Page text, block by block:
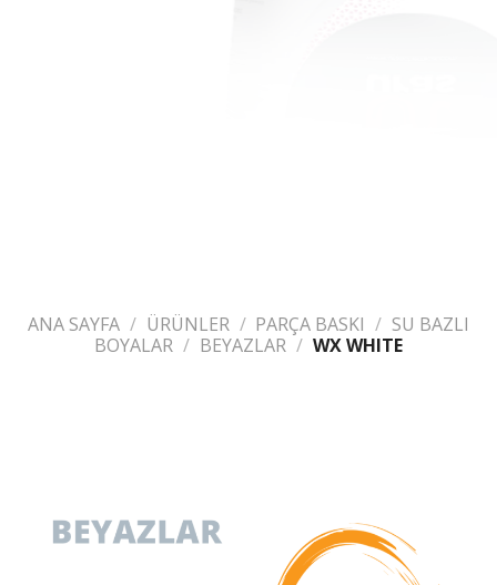
ANA SAYFA / ÜRÜNLER / PARÇA BASKI / SU BAZLI
BOYALAR / BEYAZLAR / WX WHITE